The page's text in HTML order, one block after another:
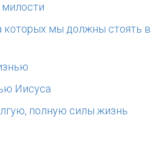
которых мы должны стоять в
Иисуса
полную силы жизнь